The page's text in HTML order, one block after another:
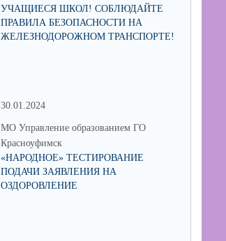
УЧАЩИЕСЯ ШКОЛ! СОБЛЮДАЙТЕ
ПРАВИЛА БЕЗОПАСНОСТИ НА
ЖЕЛЕЗНОДОРОЖНОМ ТРАНСПОРТЕ!
30.01.2024
МО Управление образованием ГО
Красноуфимск
«НАРОДНОЕ» ТЕСТИРОВАНИЕ
ПОДАЧИ ЗАЯВЛЕНИЯ НА
ОЗДОРОВЛЕНИЕ